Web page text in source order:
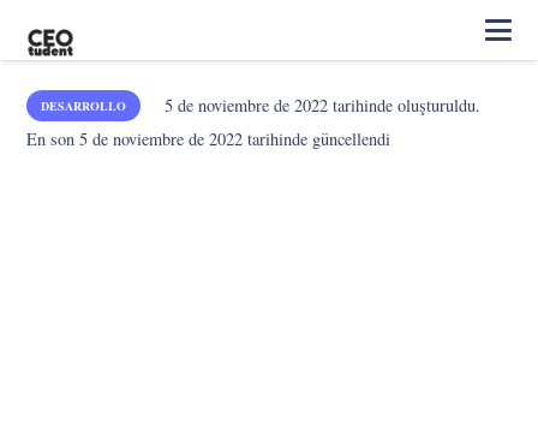
DESARROLLO 5 de noviembre de 2022tarihinde oluşturuldu.
En son5 de noviembre de 2022 tarihinde güncellendi